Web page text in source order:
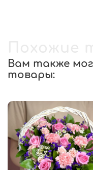
Вам также
товары: